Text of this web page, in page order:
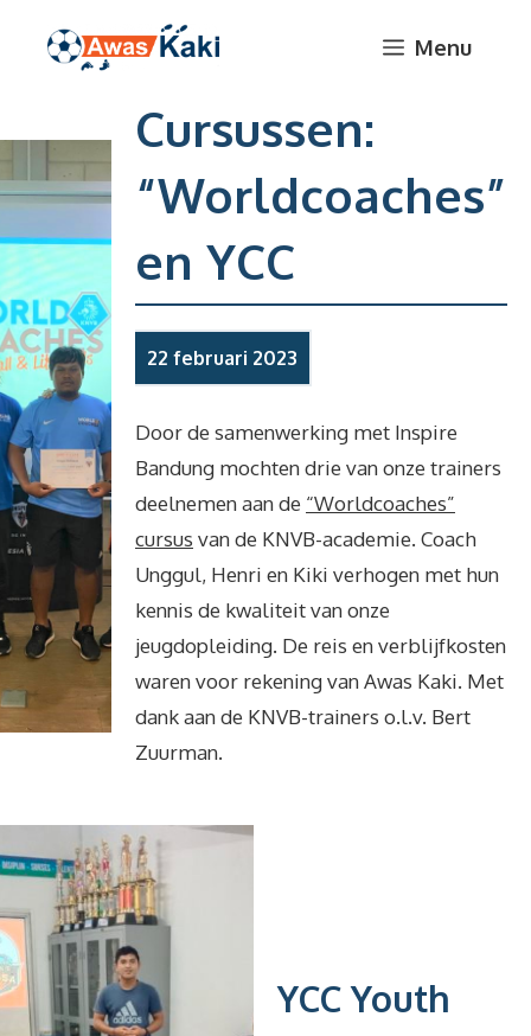
Menu
Cursussen:
“Worldcoaches”
en YCC
22 februari 2023
Door de samenwerking met Inspire
Bandung mochten drie van onze trainers
deelnemen aan de “Worldcoaches”
cursus van de KNVB-academie. Coach
Unggul, Henri en Kiki verhogen met hun
kennis de kwaliteit van onze
jeugdopleiding. De reis en verblijfkosten
waren voor rekening van Awas Kaki. Met
dank aan de KNVB-trainers o.l.v. Bert
Zuurman.
YCC Youth